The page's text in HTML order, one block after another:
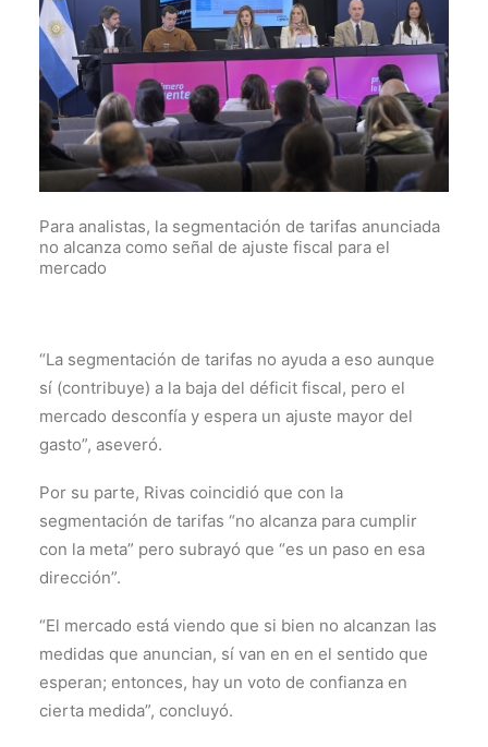
Para analistas, la segmentación de tarifas anunciada
no alcanza como señal de ajuste fiscal para el
mercado
“La segmentación de tarifas no ayuda a eso aunque
sí (contribuye) a la baja del déficit fiscal, pero el
mercado desconfía y espera un ajuste mayor del
gasto”, aseveró.
Por su parte, Rivas coincidió que con la
segmentación de tarifas “no alcanza para cumplir
con la meta” pero subrayó que “es un paso en esa
dirección”.
“El mercado está viendo que si bien no alcanzan las
medidas que anuncian, sí van en en el sentido que
esperan; entonces, hay un voto de confianza en
cierta medida”, concluyó.